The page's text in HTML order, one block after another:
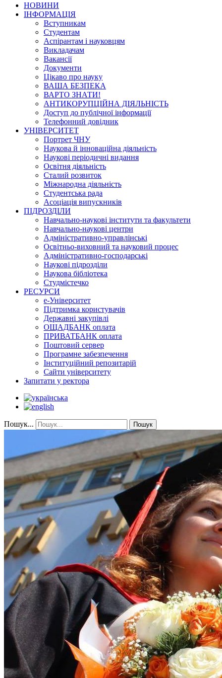
НОВИНИ
ІНФОРМАЦІЯ
Вступникам
Студентам
Аспірантам і науковцям
Викладачам
Вакансії
Документи
Цікаво про науку
ВАША БЕЗПЕКА
ВАРТО ЗНАТИ!
АНТИКОРУПЦІЙНА ДІЯЛЬНІСТЬ
Доступ до публічної інформації
Телефонний довідник
УНІВЕРСИТЕТ
Портрет ЧНУ
Наукова й інноваційна діяльність
Наукові періодичні видання
Освітня діяльність
Сталий розвиток
Міжнародна діяльність
Студентська рада
Асоціація випускників
ПІДРОЗДІЛИ
Навчально-наукові інститути та факультети
Навчально-наукові центри
Адміністративно-управлінські
Освітньо-виховний та науковий процес
Адміністративно-господарські
Наукові підрозділи
Наукова бібліотека
Студмістечко
РЕСУРСИ
е-Університет
Підтримка користувачів
Державні закупівлі
ОЩАДБАНК оплата
ПРИВАТБАНК оплата
Поштовий сервер
Програмне забезпечення
Інституційний репозитарій
Сайти університету
Запитати у ректора
Пошук... Пошук